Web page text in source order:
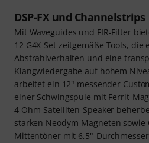
DSP-FX und Channelstrips
Mit Waveguides und FIR-Filter
12 G4X-Set zeitgemäße Tools, die
Abstrahlverhalten und eine
Klangwiedergabe auf hohem
arbeitet ein 12" messender
einer Schwingspule mit Ferrit-
4 Ohm-Satelliten-Speaker
starken Neodym-Magneten sowie
Mittentöner mit 6,5"-